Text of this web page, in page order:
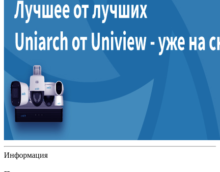
Информация